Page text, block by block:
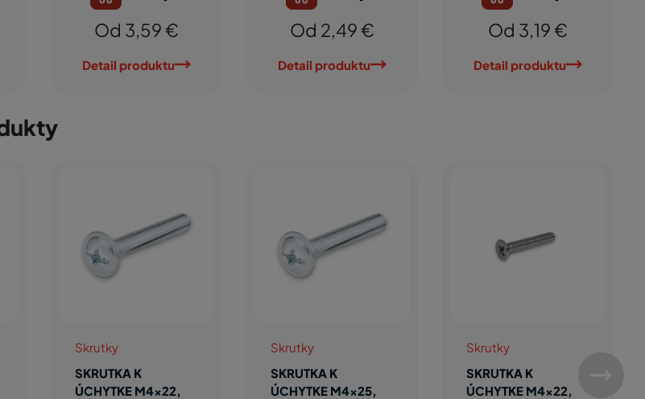
Od 3,59 €
Detail produktu
Od 2,49 €
Detail produktu
Od 3,19 €
Detail produktu
M4x25,
ÚCHYTKE M4x22,
ÚCHYTKE M4x25,
Extreme2,